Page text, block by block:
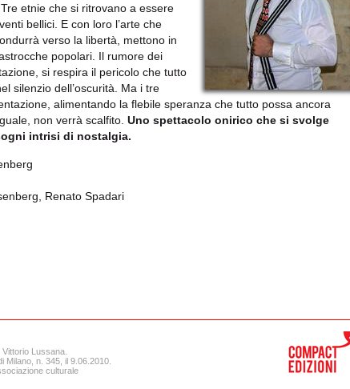
etnie che si ritrovano a essere
bellici. E con loro l’arte che
verso la libertà, mettono in
popolari. Il rumore dei
si respira il pericolo che tutto
silenzio dell’oscurità. Ma i tre
alimentando la flebile speranza che tutto possa ancora
non verrà scalfito. Uno spettacolo onirico che si svolge
intrisi di nostalgia.
Renato Spadari
Lussana.
Milano, n. 345, il 9.06.2010.
culturale